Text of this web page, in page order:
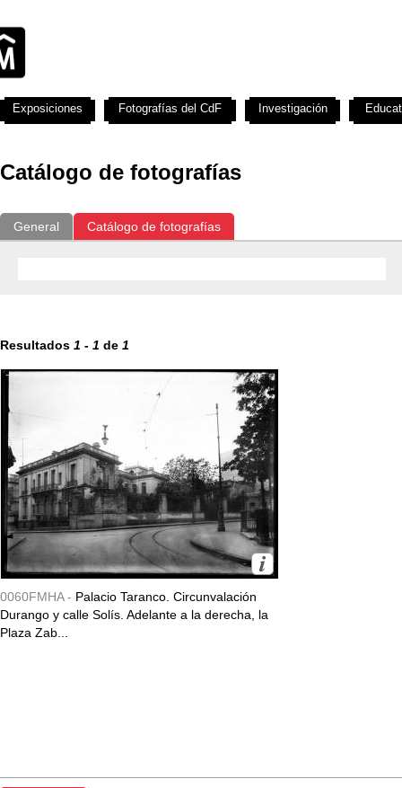
Catálogo de fotografías
General Catálogo de fotografías
Resultados 1 - 1 de 1
0060FMHA - Palacio Taranco. Circunvalación
Durango y calle Solís. Adelante a la derecha, la
Plaza Zab...
Exposiciones Fotografías del CdF Investigación